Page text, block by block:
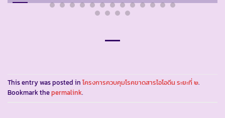
This entry was posted in โครงการควบคุมโรคขาดสารไอโอดีน ระยะที่ ๒.
Bookmark thepermalink.